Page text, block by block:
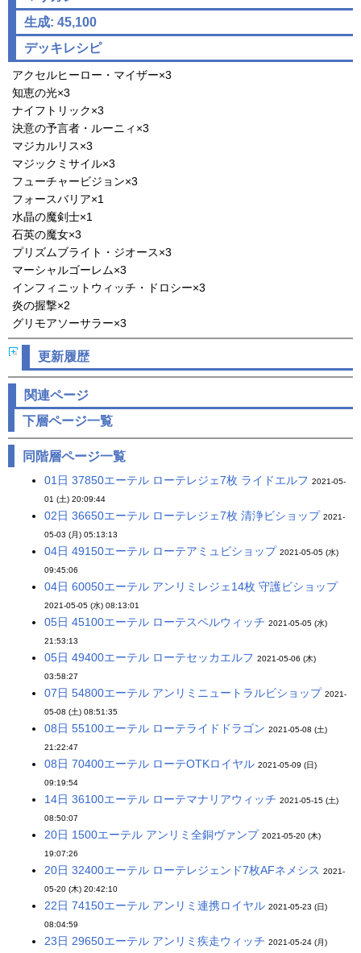
生成: 45,100
デッキレシピ
アクセルヒーロー・マイザー×3
知恵の光×3
ナイフトリック×3
決意の予言者・ルーニィ×3
マジカルリス×3
マジックミサイル×3
フューチャービジョン×3
フォースバリア×1
水晶の魔剣士×1
石英の魔女×3
プリズムブライト・ジオース×3
マーシャルゴーレム×3
インフィニットウィッチ・ドロシー×3
炎の握撃×2
グリモアソーサラー×3
更新履歴
関連ページ
下層ページ一覧
同階層ページ一覧
01日 37850エーテル ローテレジェ7枚 ライドエルフ 2021-05-
01 (土) 20:09:44
02日 36650エーテル ローテレジェ7枚 清浄ビショップ 2021-
05-03 (月) 05:13:13
04日 49150エーテル ローテアミュビショップ 2021-05-05 (水)
09:45:06
04日 60050エーテル アンリミレジェ14枚 守護ビショップ
2021-05-05 (水) 08:13:01
05日 45100エーテル ローテスペルウィッチ 2021-05-05 (水)
21:53:13
05日 49400エーテル ローテセッカエルフ 2021-05-06 (木)
03:58:27
07日 54800エーテル アンリミニュートラルビショップ 2021-
05-08 (土) 08:51:35
08日 55100エーテル ローテライドドラゴン 2021-05-08 (土)
21:22:47
08日 70400エーテル ローテOTKロイヤル 2021-05-09 (日)
09:19:54
14日 36100エーテル ローテマナリアウィッチ 2021-05-15 (土)
08:50:07
20日 1500エーテル アンリミ全銅ヴァンプ 2021-05-20 (木)
19:07:26
20日 32400エーテル ローテレジェンド7枚AFネメシス 2021-
05-20 (木) 20:42:10
22日 74150エーテル アンリミ連携ロイヤル 2021-05-23 (日)
08:04:59
23日 29650エーテル アンリミ疾走ウィッチ 2021-05-24 (月)